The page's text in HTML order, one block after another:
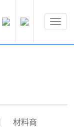
材料商